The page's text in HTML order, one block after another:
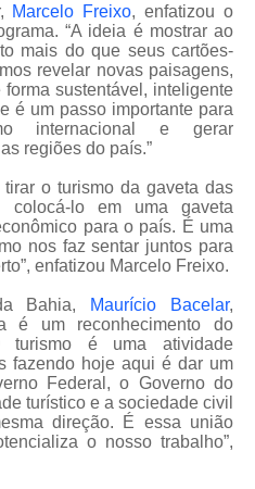
Marcelo Freixo, enfatizou o
“A ideia é mostrar ao
mais do que seus cartões-
revelar novas paisagens,
sustentável, inteligente
é um passo importante para
internacional e gerar
regiões do país.”
tirar o turismo da gaveta das
colocá-lo em uma gaveta
para o país. É uma
nos faz sentar juntos para
enfatizou Marcelo Freixo.
Bahia, Maurício Bacelar,
é um reconhecimento do
turismo é uma atividade
fazendo hoje aqui é dar um
Federal, o Governo do
turístico e a sociedade civil
direção. É essa união
o nosso trabalho”,